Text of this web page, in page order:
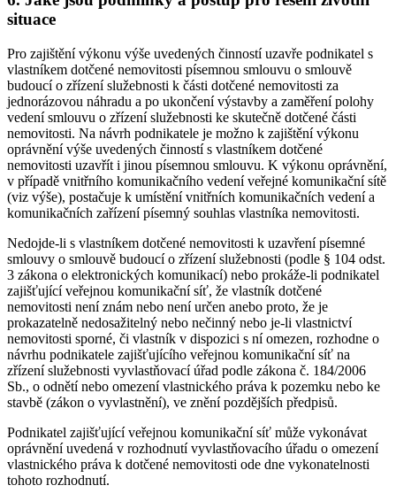
situace
Pro zajištění výkonu výše uvedených činností uzavře podnikatel s
vlastníkem dotčené nemovitosti písemnou smlouvu o smlouvě
budoucí o zřízení služebnosti k části dotčené nemovitosti za
jednorázovou náhradu a po ukončení výstavby a zaměření polohy
vedení smlouvu o zřízení služebnosti ke skutečně dotčené části
nemovitosti. Na návrh podnikatele je možno k zajištění výkonu
oprávnění výše uvedených činností s vlastníkem dotčené
nemovitosti uzavřít i jinou písemnou smlouvu. K výkonu oprávnění,
v případě vnitřního komunikačního vedení veřejné komunikační sítě
(viz výše), postačuje k umístění vnitřních komunikačních vedení a
komunikačních zařízení písemný souhlas vlastníka nemovitosti.
Nedojde-li s vlastníkem dotčené nemovitosti k uzavření písemné
smlouvy o smlouvě budoucí o zřízení služebnosti (podle § 104 odst.
3 zákona o elektronických komunikací) nebo prokáže-li podnikatel
zajišťující veřejnou komunikační síť, že vlastník dotčené
nemovitosti není znám nebo není určen anebo proto, že je
prokazatelně nedosažitelný nebo nečinný nebo je-li vlastnictví
nemovitosti sporné, či vlastník v dispozici s ní omezen, rozhodne o
návrhu podnikatele zajišťujícího veřejnou komunikační síť na
zřízení služebnosti vyvlastňovací úřad podle zákona č. 184/2006
Sb., o odnětí nebo omezení vlastnického práva k pozemku nebo ke
stavbě (zákon o vyvlastnění), ve znění pozdějších předpisů.
Podnikatel zajišťující veřejnou komunikační síť může vykonávat
oprávnění uvedená v rozhodnutí vyvlastňovacího úřadu o omezení
vlastnického práva k dotčené nemovitosti ode dne vykonatelnosti
tohoto rozhodnutí.